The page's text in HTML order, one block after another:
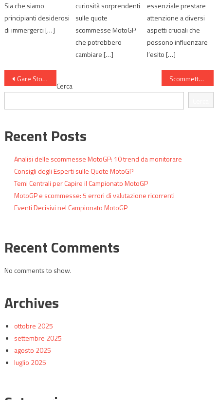
Sia che siamo
principianti desiderosi
di immergerci […]
curiosità sorprendenti
sulle quote
scommesse MotoGP
che potrebbero
cambiare […]
essenziale prestare
attenzione a diversi
aspetti cruciali che
possono influenzare
l’esito […]
Navigazione
articoli
Gare Storiche MotoGP da Conoscere Scommettere Online sulla MotoGP con Metodo
Cerca
Recent Posts
Analisi delle scommesse MotoGP: 10 trend da monitorare
Consigli degli Esperti sulle Quote MotoGP
Temi Centrali per Capire il Campionato MotoGP
MotoGP e scommesse: 5 errori di valutazione ricorrenti
Eventi Decisivi nel Campionato MotoGP
Recent Comments
No comments to show.
Archives
ottobre 2025
settembre 2025
agosto 2025
luglio 2025